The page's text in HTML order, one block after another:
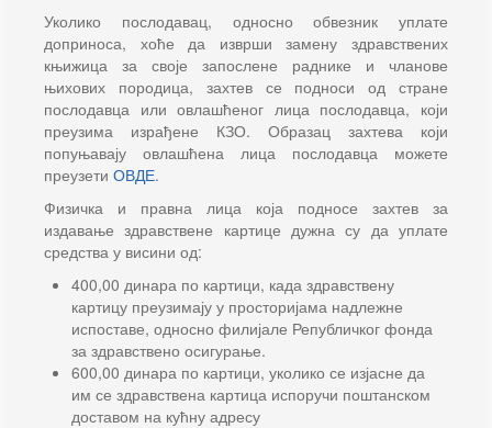
Уколико послодавац, односно обвезник уплате
доприноса, хоће да изврши замену здравствених
књижица за своје запослене раднике и чланове
њихових породица, захтев се подноси од стране
послодавца или овлашћеног лица послодавца, који
преузима израђене КЗО. Образац захтева који
попуњавају овлашћена лица послодавца можете
преузети ОВДЕ.
Физичка и правна лица која подносе захтев за
издавање здравствене картице дужна су да уплате
средства у висини од:
400,00 динара по картици, када здравствену
картицу преузимају у просторијама надлежне
испоставе, односно филијале Републичког фонда
за здравствено осигурање.
600,00 динара по картици, уколико се изјасне да
им се здравствена картица испоручи поштанском
доставом на кућну адресу